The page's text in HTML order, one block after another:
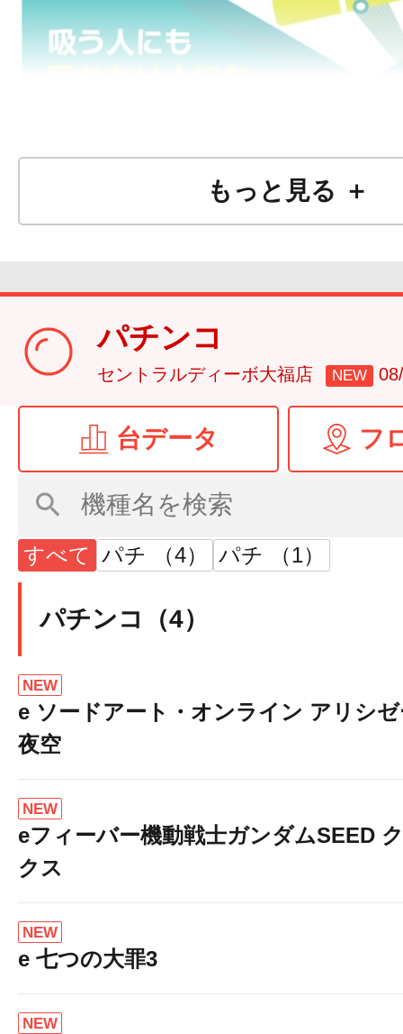
もっと見る ＋
パチンコ
セントラルディーボ大福店 NEW
台データ フ
すべて パチ （4） パチ （1）
パチンコ（4）
NEW
e ソードアート・オンライン アリシ
夜空
NEW
eフィーバー機動戦士ガンダムSEED
クス
NEW
e 七つの大罪3
NEW